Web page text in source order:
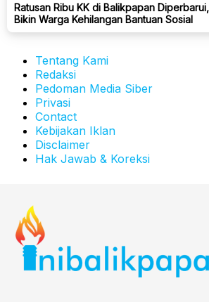
Ratusan Ribu KK di Balikpapan
Bikin Warga Kehilangan Bantuan Sosial
Tentang Kami
Redaksi
Pedoman Media Siber
Privasi
Contact
Kebijakan Iklan
Disclaimer
Hak Jawab & Koreksi